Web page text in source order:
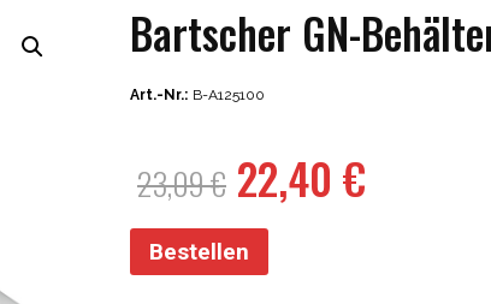
Bartscher GN-
Art.-Nr.: B-A125100
23,09€ Ursprünglicher
Preis
war:
22,40 €
Bestellen